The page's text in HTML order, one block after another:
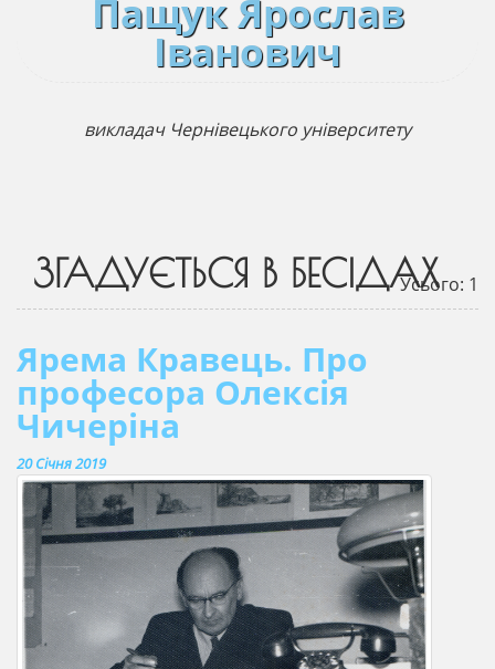
Пащук Ярослав
Іванович
викладач Чернівецького університету
ЗГАДУЄТЬСЯ В БЕСІДАХУсього: 1
Ярема Кравець. Про
професора Олексія
Чичеріна
20 Січня 2019